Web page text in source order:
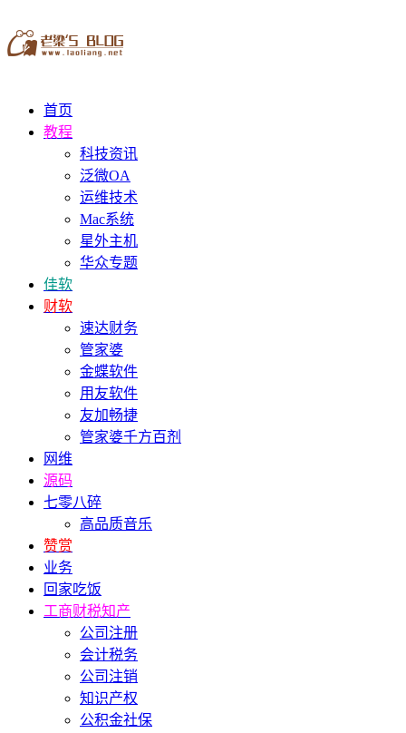
首页
教程
科技资讯
泛微OA
运维技术
Mac系统
星外主机
华众专题
佳软
财软
速达财务
管家婆
金蝶软件
用友软件
友加畅捷
管家婆千方百剂
网维
源码
七零八碎
高品质音乐
赞赏
业务
回家吃饭
工商财税知产
公司注册
会计税务
公司注销
知识产权
公积金社保